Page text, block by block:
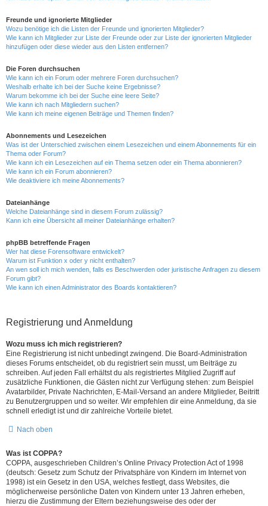
Freunde und ignorierte Mitglieder
Wozu benötige ich die Listen der Freunde und ignorierten Mitglieder?
Wie kann ich Mitglieder zur Liste der Freunde oder zur Liste der ignorierten Mitglieder
hinzufügen oder diese wieder aus den Listen entfernen?
Die Foren durchsuchen
Wie kann ich ein Forum oder mehrere Foren durchsuchen?
Weshalb erhalte ich bei der Suche keine Ergebnisse?
Warum bekomme ich bei der Suche eine leere Seite?
Wie kann ich nach Mitgliedern suchen?
Wie kann ich meine eigenen Beiträge und Themen finden?
Abonnements und Lesezeichen
Was ist der Unterschied zwischen einem Lesezeichen und einem Abonnements für ein
Thema oder Forum?
Wie kann ich ein Lesezeichen auf ein Thema setzen oder ein Thema abonnieren?
Wie kann ich ein Forum abonnieren?
Wie deaktiviere ich meine Abonnements?
Dateianhänge
Welche Dateianhänge sind in diesem Forum zulässig?
Kann ich eine Übersicht all meiner Dateianhänge erhalten?
phpBB betreffende Fragen
Wer hat diese Forensoftware entwickelt?
Warum ist Funktion x oder y nicht enthalten?
An wen soll ich mich wenden, falls es Beschwerden oder juristische Anfragen zu diesem
Forum gibt?
Wie kann ich einen Administrator des Boards kontaktieren?
Registrierung und Anmeldung
Wozu muss ich mich registrieren?
Eine Registrierung ist nicht unbedingt zwingend. Die Board-Administration
dieses Forums entscheidet, ob du registriert sein musst, um Beiträge zu
schreiben. Auf jeden Fall erhältst du als registriertes Mitglied Zugriff auf
zusätzliche Funktionen, die Gästen nicht zur Verfügung stehen: zum Beispiel
Avatarbilder, Private Nachrichten, E-Mail-Versand an andere Mitglieder, Beitritt
zu Benutzergruppen und so weiter. Wir empfehlen dir eine Anmeldung, da sie
schnell erledigt ist und dir zahlreiche Vorteile bietet.
Nach oben
Was ist COPPA?
COPPA, ausgeschrieben Children’s Online Privacy Protection Act of 1998
(deutsch: Gesetz zum Schutz der Privatsphäre von Kindern im Internet von
1998) ist ein Gesetz in den USA, welches festlegt, dass Websites, die
möglicherweise persönliche Daten von Kindern unter 13 Jahren erheben,
hierzu die Zustimmung der Eltern beziehungsweise des oder der